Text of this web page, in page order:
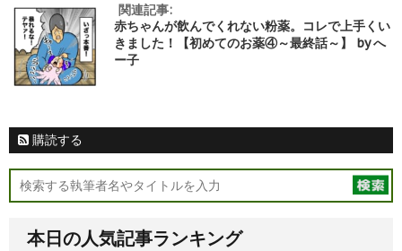
関連記事:
赤ちゃんが飲んでくれない粉薬。コレで上手くい
きました！【初めてのお薬④～最終話～】 by へ
ー子
購読する
本日の人気記事ランキング